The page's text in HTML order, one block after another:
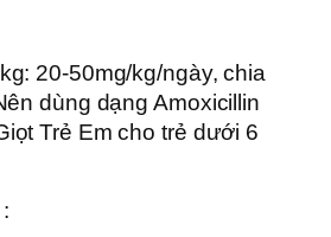
20-50mg/kg/ngày, chia
dùng dạng Amoxicillin
Trẻ Em cho trẻ dưới 6